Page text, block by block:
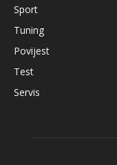
Sport
Tuning
Povijest
Test
Servis